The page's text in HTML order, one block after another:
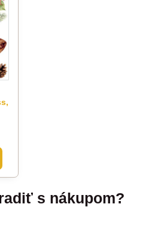
s nákupom?